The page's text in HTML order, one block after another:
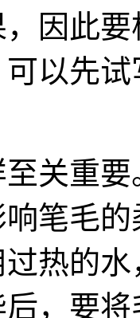
因此
以先
关重
笔毛
热的
，要